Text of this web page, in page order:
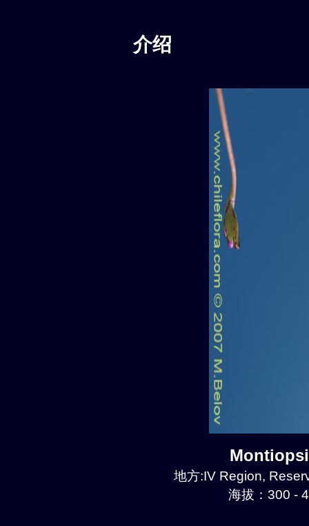
介绍
地方:IV Region,
海拔：300 -